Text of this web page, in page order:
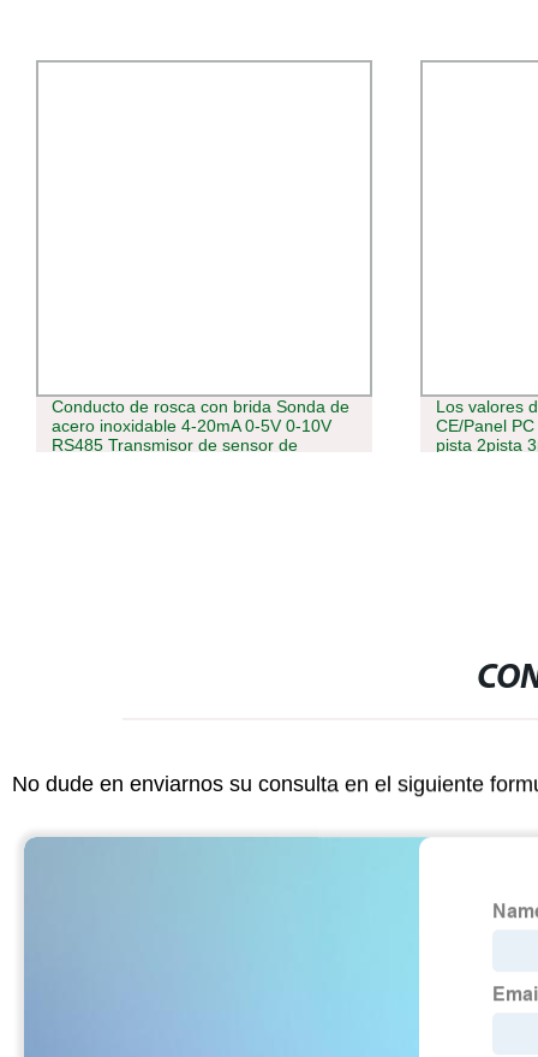
Conducto de rosca con brida Sonda de
acero inoxidable 4-20mA 0-5V 0-10V
RS485 Transmisor de sensor de
Los valores
CE/Panel
pista 2pista
No dude en enviarnos su consulta en el siguiente